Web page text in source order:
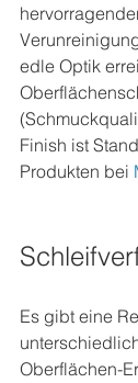
edle Optik
Finish ist
Produkten bei
Es gibt eine
Oberflächen-